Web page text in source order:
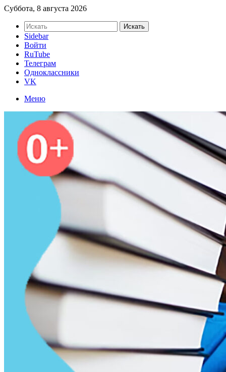
Суббота, 8 августа 2026
Искать
Sidebar
Войти
RuTube
Телеграм
Одноклассники
VK
Меню